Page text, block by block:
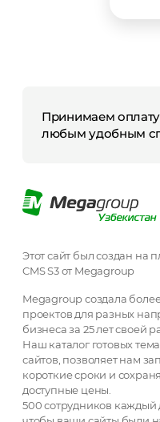
Принимаем оплату
любым удобным
Megagroup создала
проектов для разных
бизнеса за 25 лет своей
Наш каталог готовых
сайтов, позволяет нам
короткие сроки и
доступные цены.
500 сотрудников каждый
Этот сайт был создан на
CMS S3 от Megagroup